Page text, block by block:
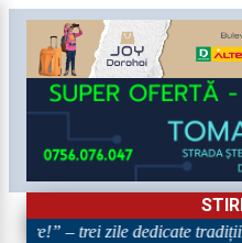
– trei zile dedicate